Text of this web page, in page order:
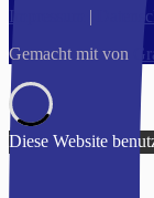
Impressum |
Gemacht mit von
Diese Website